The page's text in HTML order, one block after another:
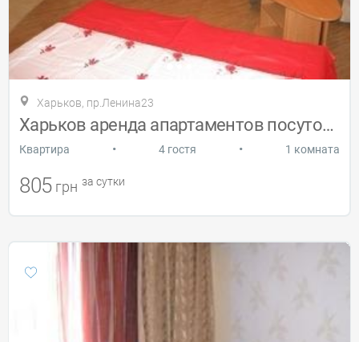
Харьков, пр.Ленина23
Харьков аренда апартаментов посуточно
Квартира • 4 гостя • 1 комната
805 грн за сутки